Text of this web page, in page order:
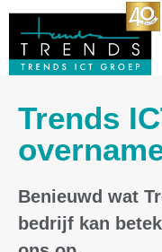
Trends
Benieuwd wat
bedrijf kan